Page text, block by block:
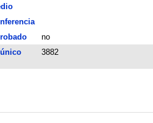
no
único 3882